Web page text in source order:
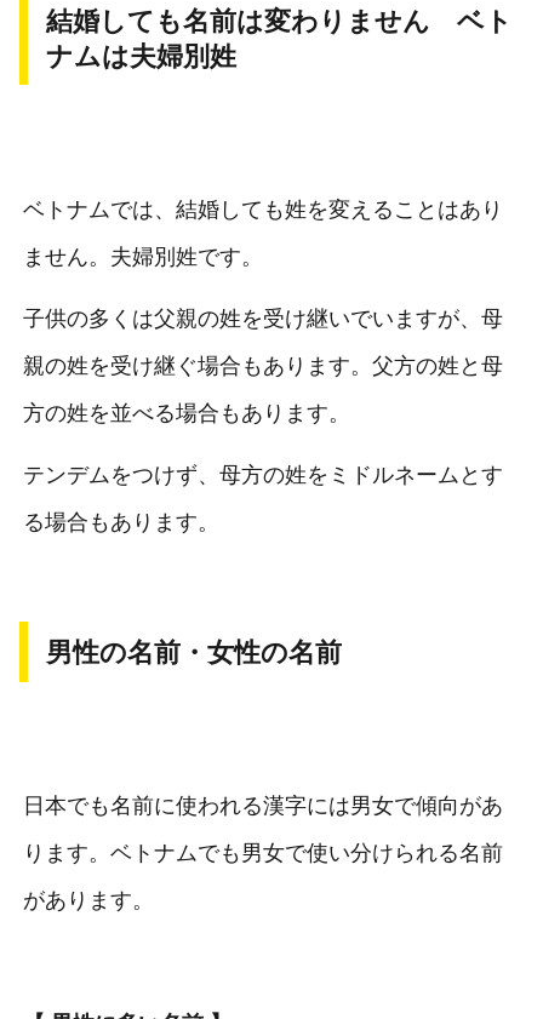
結婚しても名前は変わりません ベト
ナムは夫婦別姓
ベトナムでは、結婚しても姓を変えることはあり
ません。夫婦別姓です。
子供の多くは父親の姓を受け継いでいますが、母
親の姓を受け継ぐ場合もあります。父方の姓と母
方の姓を並べる場合もあります。
テンデムをつけず、母方の姓をミドルネームとす
る場合もあります。
男性の名前・女性の名前
日本でも名前に使われる漢字には男女で傾向があ
ります。ベトナムでも男女で使い分けられる名前
があります。